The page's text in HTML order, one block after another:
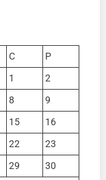
C
P
1
2
8
9
15
16
22
23
29
30